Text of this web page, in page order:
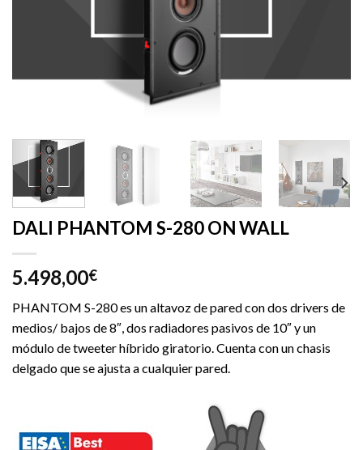
DALI PHANTOM S-280 ON WALL
5.498,00€
PHANTOM S-280 es un altavoz de pared con dos drivers de
medios/ bajos de 8″, dos radiadores pasivos de 10″ y un
módulo de tweeter híbrido giratorio. Cuenta con un chasis
delgado que se ajusta a cualquier pared.